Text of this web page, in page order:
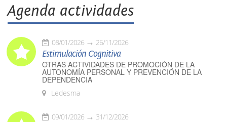
Agenda actividades
08/01/2026 26/11/2026
Estimulación Cognitiva
OTRAS ACTIVIDADES DE PROMOCIÓN DE LA
AUTONOMÍA PERSONAL Y PREVENCIÓN DE LA
DEPENDENCIA
Ledesma
09/01/2026 31/12/2026